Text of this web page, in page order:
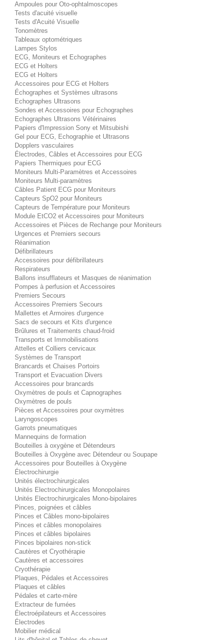
Ampoules pour Oto-ophtalmoscopes
Tests d'acuité visuelle
Tests d'Acuité Visuelle
Tonomètres
Tableaux optométriques
Lampes Stylos
ECG, Moniteurs et Echographes
ECG et Holters
ECG et Holters
Accessoires pour ECG et Holters
Échographes et Systèmes ultrasons
Echographes Ultrasons
Sondes et Accessoires pour Echographes
Echographes Ultrasons Vétérinaires
Papiers d'Impression Sony et Mitsubishi
Gel pour ECG, Echographie et Ultrasons
Dopplers vasculaires
Électrodes, Câbles et Accessoires pour ECG
Papiers Thermiques pour ECG
Moniteurs Multi-Paramètres et Accessoires
Moniteurs Multi-paramètres
Câbles Patient ECG pour Moniteurs
Capteurs SpO2 pour Moniteurs
Capteurs de Température pour Moniteurs
Module EtCO2 et Accessoires pour Moniteurs
Accessoires et Pièces de Rechange pour Moniteurs
Urgences et Premiers secours
Réanimation
Défibrillateurs
Accessoires pour défibrillateurs
Respirateurs
Ballons insufflateurs et Masques de réanimation
Pompes à perfusion et Accessoires
Premiers Secours
Accessoires Premiers Secours
Mallettes et Armoires d'urgence
Sacs de secours et Kits d'urgence
Brûlures et Traitements chaud-froid
Transports et Immobilisations
Attelles et Colliers cervicaux
Systèmes de Transport
Brancards et Chaises Portoirs
Transport et Evacuation Divers
Accessoires pour brancards
Oxymètres de pouls et Capnographes
Oxymètres de pouls
Pièces et Accessoires pour oxymètres
Laryngoscopes
Garrots pneumatiques
Mannequins de formation
Bouteilles à oxygène et Détendeurs
Bouteilles à Oxygène avec Détendeur ou Soupape
Accessoires pour Bouteilles à Oxygène
Électrochirurgie
Unités électrochirurgicales
Unités Electrochirurgicales Monopolaires
Unités Electrochirurgicales Mono-bipolaires
Pinces, poignées et câbles
Pinces et Câbles mono-bipolaires
Pinces et câbles monopolaires
Pinces et câbles bipolaires
Pinces bipolaires non-stick
Cautères et Cryothérapie
Cautères et accessoires
Cryothérapie
Plaques, Pédales et Accessoires
Plaques et câbles
Pédales et carte-mère
Extracteur de fumées
Électroépilateurs et Accessoires
Électrodes
Mobilier médical